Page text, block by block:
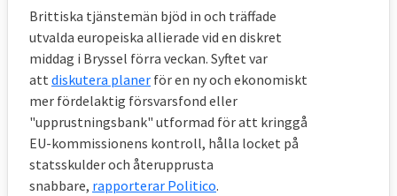
Brittiska tjänstemän bjöd in och träffade
utvalda europeiska allierade vid en diskret
middag i Bryssel förra veckan. Syftet var
att diskutera planer för en ny och ekonomiskt
mer fördelaktig försvarsfond eller
"upprustningsbank" utformad för att kringgå
EU-kommissionens kontroll, hålla locket på
statsskulder och återupprusta
snabbare, rapporterar Politico.